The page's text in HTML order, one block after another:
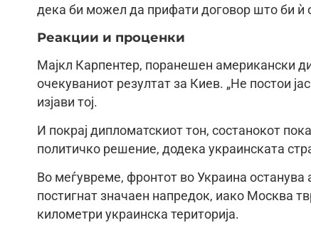
дека би можел да прифати договор што би ѝ
Реакции и проценки
Мајкл Карпентер, поранешен американски
очекуваниот резултат за Киев. „Не постои
изјави тој.
И покрај дипломатскиот тон, состанокот
политичко решение, додека украинската
Во меѓувреме, фронтот во Украина
постигнат значаен напредок, иако Москва
километри украинска територија.